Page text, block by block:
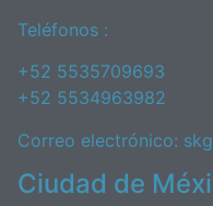
Teléfonos :
+52 5535709693
+52 5534963982
Correo electrónico:
Ciudad de